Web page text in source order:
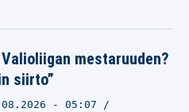
mestaruuden?
siirto”
- 05:07